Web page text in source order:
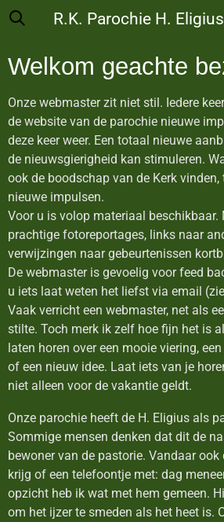
Ga
de
R.K. Parochie H.
Welkom geachte
Onze webmaster zit niet stil. Iedere
de website van de parochie nieuwe
deze keer weer. Een totaal nieuwe
de nieuwsgierigheid kan stimuleren.
ook de boodschap van de Kerk
nieuwe impulsen.
Voor u is volop materiaal beschikbaar.
prachtige fotoreportages, links naar
verwijzingen naar gebeurtenissen
De webmaster is gevoelig voor feed
u iets laat weten het liefst via email
Vaak verricht een webmaster, net als
stilte. Toch merk ik zelf hoe fijn het is
laten horen over een mooie viering,
of een nieuw idee. Laat iets van je
niet alleen voor de vakantie geldt.
Onze parochie heeft de H. Eligius als
Sommige mensen denken dat dit de
bewoner van de pastorie. Vandaar
krijg of een telefoontje met: dag
opzicht heb ik wat met hem gemeen.
om het ijzer te smeden als het heet is.